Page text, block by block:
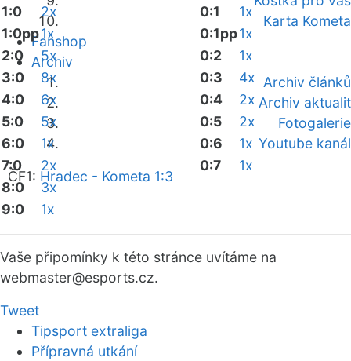
Karta Kometa
Fanshop
Archiv
Archiv článků
Archiv aktualit
Fotogalerie
Youtube kanál
ČF1: Hradec - Kometa 1:3
1:0
2x
1:0pp1x
2:0
5x
3:0
8x
4:0
6x
5:0
5x
6:0
1x
7:0
2x
8:0
3x
9:0
1x
0:1
1x
0:1pp1x
0:2
1x
0:3
4x
0:4
2x
0:5
2x
0:6
1x
0:7
1x
Vaše připomínky k této stránce uvítáme na
webmaster@esports.cz.
Tweet
Tipsport extraliga
Přípravná utkání